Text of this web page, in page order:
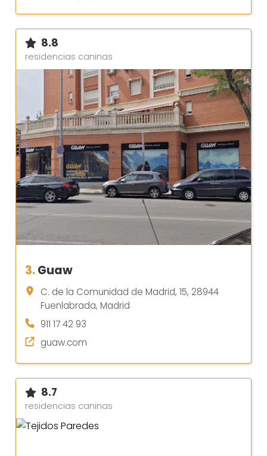
8.8
residencias caninas
3.Guaw
C. de la Comunidad de Madrid, 15, 28944
Fuenlabrada, Madrid
911 17 42 93
guaw.com
8.7
residencias caninas